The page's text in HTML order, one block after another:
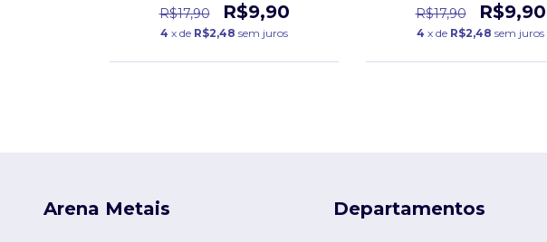
R$17,90 R$9,90
4 x de R$2,48 sem juros
R$17,90 R$9,90
4 x de R$2,48 sem juros
Arena Metais Departamentos